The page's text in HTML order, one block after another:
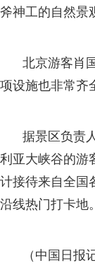
斧神工的自然景
北京游客肖
项设施也非常齐
据景区负责
利亚大峡谷的游
计接待来自全国
沿线热门打卡地。
（中国日报